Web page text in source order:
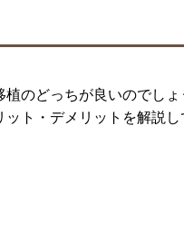
のどっちが良いのでし
ト・デメリットを解説